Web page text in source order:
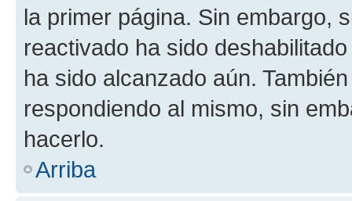
la primer página. Sin embargo,
reactivado ha sido
ha sido alcanzado aún.
respondiendo al mismo, sin
hacerlo.
Arriba